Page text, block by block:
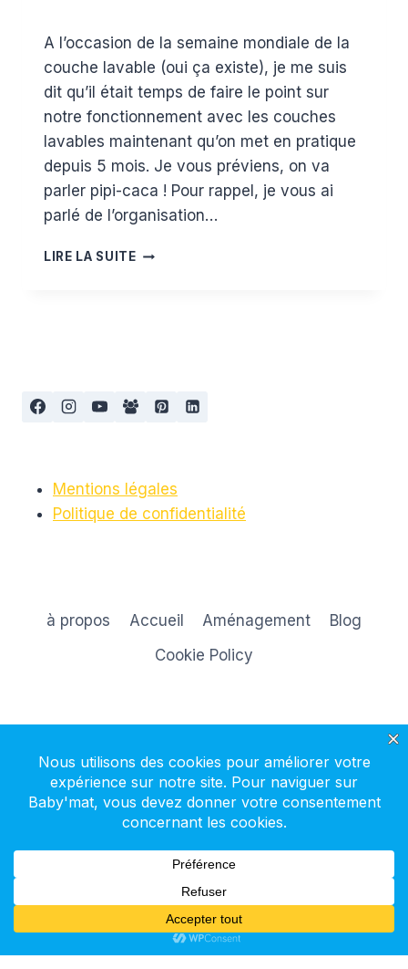
Estelle
A l’occasion de la semaine mondiale de la
couche lavable (oui ça existe), je me suis
dit qu’il était temps de faire le point sur
notre fonctionnement avec les couches
lavables maintenant qu’on met en pratique
depuis 5 mois. Je vous préviens, on va
parler pipi-caca ! Pour rappel, je vous ai
parlé de l’organisation…
LIRE LA SUITELES
Mentions légales
Politique de confidentialité
à propos Accueil Aménagement
Blog
Cookie Policy
S'inscrire à la newsletter
Kadence WP